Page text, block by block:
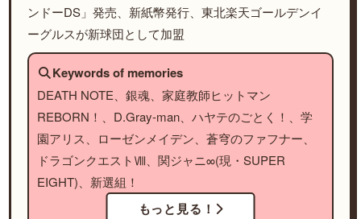
ンドーDS」発売、新紙幣発行、東北楽天ゴールデンイ
ーグルスが新球団として加盟
Keywords of memories
DEATH NOTE、銀魂、家庭教師ヒットマン
REBORN！、D.Gray-man、ハヤテのごとく！、学
園アリス、ローゼンメイデン、蒼穹のファフナー、
ドラゴンクエストⅧ、関ジャニ∞(現・SUPER
EIGHT)、新選組！
もっと見る！